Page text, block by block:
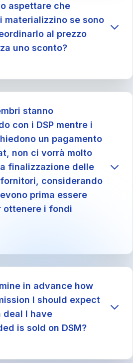
web DSM
aspettare che
materializzino se sono
al prezzo
uno sconto?
stanno
con i DSP mentre i
un pagamento
non ci vorrà molto
finalizzazione delle
considerando
prima essere
ottenere i fondi
dell'ordine del fornitore:
autorizzati a preordinare in
Tuttavia, l'accordo
solo se i preordini totali
la quantità minima
uno sconto:I nostri
in advance how
I should expect
deal I have
is sold on DSM?